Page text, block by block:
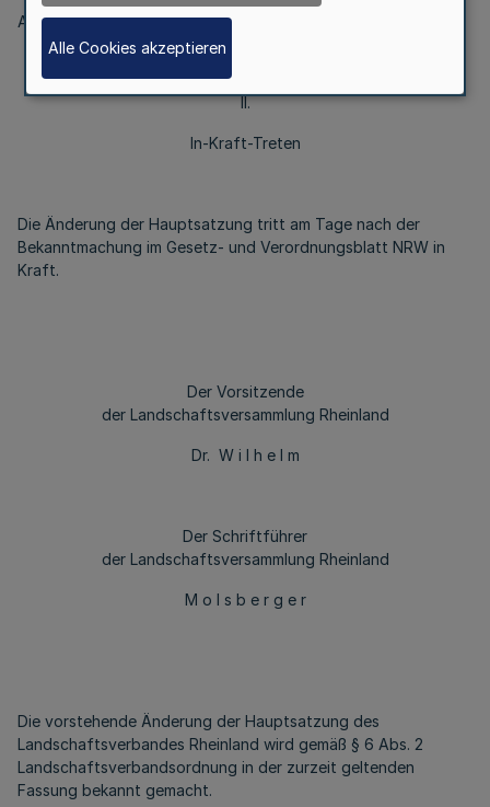
Absatz 1 wird Satz 1 und Absatz 2 wird gestrichen.
II.
In-Kraft-Treten
Die Änderung der Hauptsatzung tritt am Tage nach der
Bekanntmachung im Gesetz- und Verordnungsblatt NRW in
Kraft.
Der Vorsitzende
der Landschaftsversammlung Rheinland
Dr. W i l h e l m
Der Schriftführer
der Landschaftsversammlung Rheinland
M o l s b e r g e r
Die vorstehende Änderung der Hauptsatzung des
Landschaftsverbandes Rheinland wird gemäß § 6 Abs. 2
Landschaftsverbandsordnung in der zurzeit geltenden
Fassung bekannt gemacht.
Alle Cookies akzeptieren